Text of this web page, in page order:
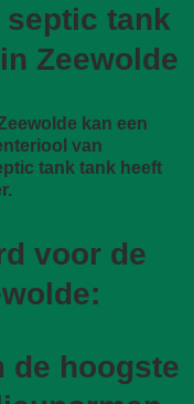
septic tank
Zeewolde
kan een
van
tank tank heeft
voor de
de hoogste